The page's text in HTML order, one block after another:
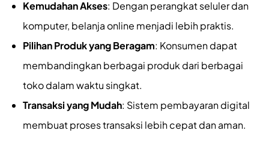
Kemudahan Akses: Dengan perangkat seluler dan
komputer, belanja online menjadi lebih praktis.
Pilihan Produk yang Beragam: Konsumen dapat
membandingkan berbagai produk dari berbagai
toko dalam waktu singkat.
Transaksi yang Mudah: Sistem pembayaran digital
membuat proses transaksi lebih cepat dan aman.